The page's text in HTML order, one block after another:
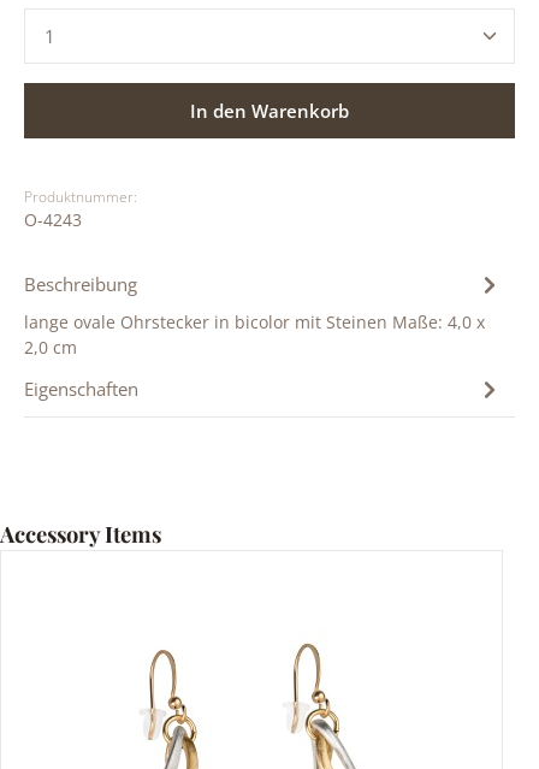
Produkt Anzahl: Gib den gewünschten Wert ein
In den Warenkorb
Produktnummer:
O-4243
Beschreibung
lange ovale Ohrstecker in bicolor mit Steinen Maße: 4,0 x
2,0 cm
Eigenschaften
Produktgalerie überspringen
Accessory Items